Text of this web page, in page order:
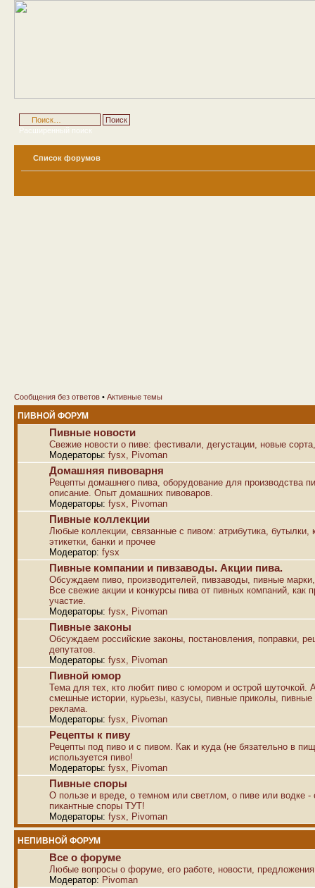
Расширенный поиск
Список форумов
Сообщения без ответов • Активные темы
ПИВНОЙ ФОРУМ
Пивные новости
Свежие новости о пиве: фестивали, дегустации, новые
Модераторы: fysx Pivoman
Домашняя пивоварня
Рецепты домашнего пива, оборудование для производства
описание. Опыт домашних пивоваров.
Модераторы: fysx Pivoman
Пивные коллекции
Любые коллекции, связанные с пивом: атрибутика, бутылки,
этикетки, банки и прочее
Модератор: fysx
Пивные компании и пивзаводы. Акции пива.
Обсуждаем пиво, производителей, пивзаводы, пивные
Все свежие акции и конкурсы пива от пивных компаний, как
участие.
Модераторы: fysx Pivoman
Пивные законы
Обсуждаем российские законы, постановления, поправки,
депутатов.
Модераторы: fysx Pivoman
Пивной юмор
Тема для тех, кто любит пиво с юмором и острой шуточкой.
смешные истории, курьезы, казусы, пивные приколы,
реклама.
Модераторы: fysx Pivoman
Рецепты к пиву
Рецепты под пиво и с пивом. Как и куда (не бязательно в
используется пиво!
Модераторы: fysx Pivoman
Пивные споры
О пользе и вреде, о темном или светлом, о пиве или водке -
пикантные споры ТУТ!
Модераторы: fysx Pivoman
НЕПИВНОЙ ФОРУМ
Все о форуме
Любые вопросы о форуме, его работе, новости,
Модератор: Pivoman